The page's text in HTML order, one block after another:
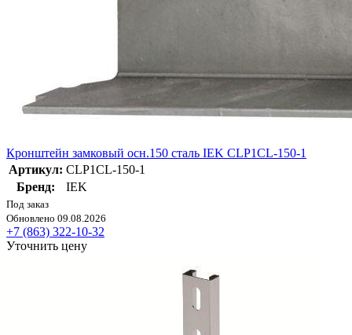
Кронштейн замковый осн.150 сталь IEK CLP1CL-150-1
Артикул: CLP1CL-150-1
Бренд:
IEK
Под заказ
Обновлено 09.08.2026
+7 (863) 322-10-32
Уточнить цену